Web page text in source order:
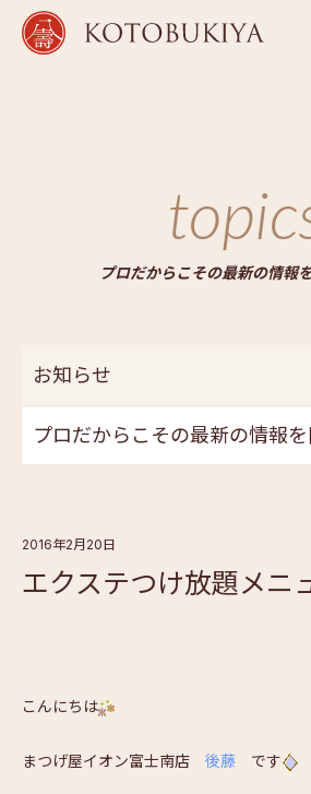
プロだからこその最新の情報
お知らせ
プロだからこその最新の情報
2016年2月20日
エクステつけ放題メニ
こんにちは
まつげ屋イオン富士南店 後藤 です